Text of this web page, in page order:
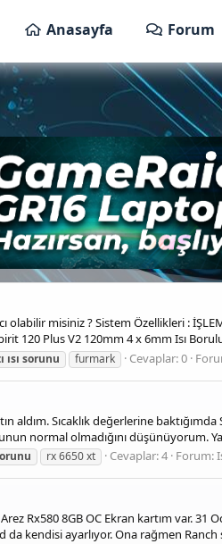
Anasayfa Forum
misiniz ? Sistem Özellikleri :
120 Plus V2 120mm 4 x 6mm Isı
ısı sorunu furmark Cevaplar: 0
Sıcaklık değerlerine
normal olmadığını düşünüyorum.
rx 6650 xt Cevaplar: 4 Forum:
Rx580 8GB OC Ekran kartım var.
kendisi ayarlıyor. Ona rağmen